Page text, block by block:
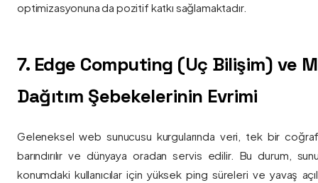
optimizasyonuna da pozitif katkı sağlamaktadır.
7. Edge Computing (Uç Bilişim) ve
Dağıtım Şebekelerinin Evrimi
Geleneksel web sunucusu kurgularında veri, tek bir
barındırılır ve dünyaya oradan servis edilir. Bu durum,
konumdaki kullanıcılar için yüksek ping süreleri ve yavaş